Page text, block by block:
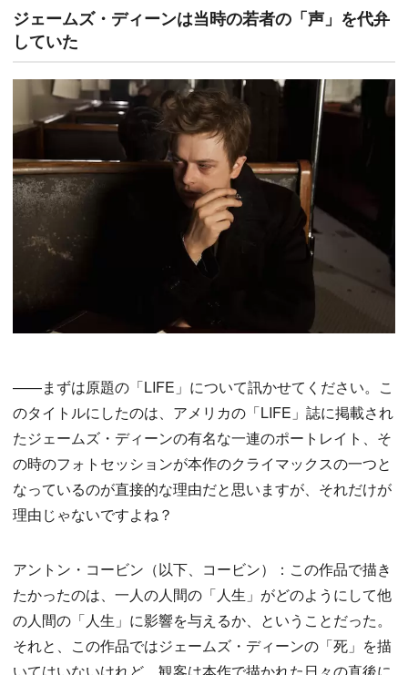
ジェームズ・ディーンは当時の若者の「声」を代弁
していた
——まずは原題の「LIFE」について訊かせてください。こ
のタイトルにしたのは、アメリカの「LIFE」誌に掲載され
たジェームズ・ディーンの有名な一連のポートレイト、そ
の時のフォトセッションが本作のクライマックスの一つと
なっているのが直接的な理由だと思いますが、それだけが
理由じゃないですよね？
アントン・コービン（以下、コービン）：この作品で描き
たかったのは、一人の人間の「人生」がどのようにして他
の人間の「人生」に影響を与えるか、ということだった。
それと、この作品ではジェームズ・ディーンの「死」を描